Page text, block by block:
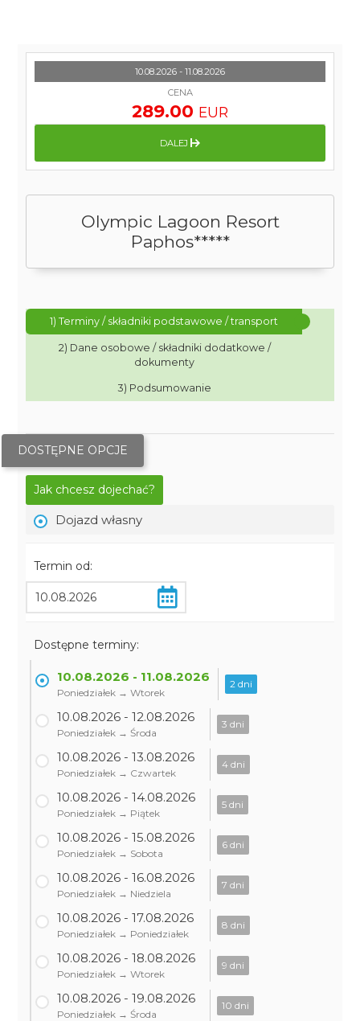
Olympic Lagoon Resort
Paphos*****
1) Terminy / składniki podstawowe / transport
2) Dane osobowe / składniki dodatkowe /
dokumenty
3) Podsumowanie
DOSTĘPNE OPCJE
Jak chcesz dojechać?
Dojazd własny
Termin od:
Dostępne terminy:
10.08.2026 - 11.08.2026
Poniedziałek → Wtorek
2 dni
10.08.2026 - 12.08.2026
Poniedziałek → Środa
3 dni
10.08.2026 - 13.08.2026
Poniedziałek → Czwartek
4 dni
10.08.2026 - 14.08.2026
Poniedziałek → Piątek
5 dni
10.08.2026 - 15.08.2026
Poniedziałek → Sobota
6 dni
10.08.2026 - 16.08.2026
Poniedziałek → Niedziela
7 dni
10.08.2026 - 17.08.2026
Poniedziałek → Poniedziałek
8 dni
10.08.2026 - 18.08.2026
Poniedziałek → Wtorek
9 dni
10.08.2026 - 19.08.2026
Poniedziałek → Środa
10 dni
10.08.2026 - 11.08.2026
CENA
289.00 EUR
DALEJ